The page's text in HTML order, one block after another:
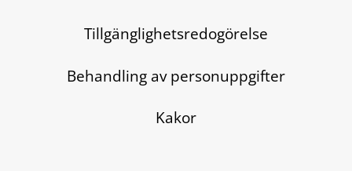
Tillgänglighetsredogörelse
Behandling av personuppgifter
Kakor